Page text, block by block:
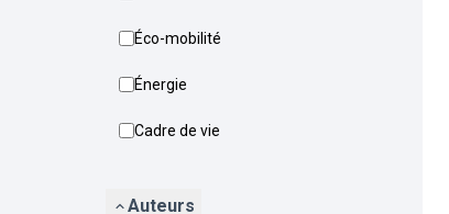
Éco-mobilité
Énergie
Cadre de vie
Auteurs